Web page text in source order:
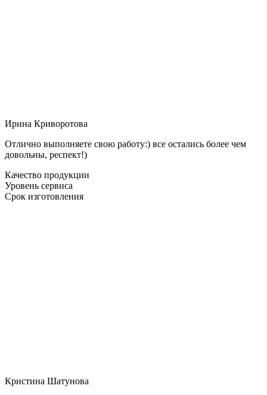
Ирина Криворотова
Отлично выполняете свою работу:) все остались более чем
довольны, респект!)
Качество продукции
Уровень сервиса
Срок изготовления
Кристина Шатунова